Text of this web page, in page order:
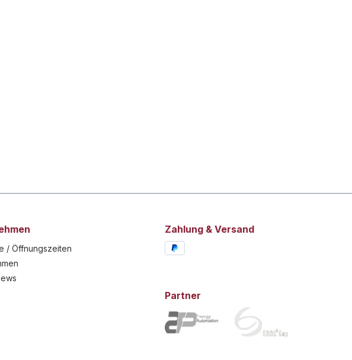
/ Öffnungszeiten
Zahlung & Versand
Partner